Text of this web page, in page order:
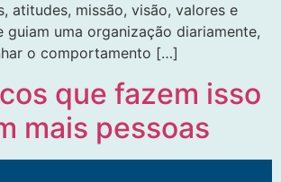
atitudes, missão, visão, valores e
guiam uma organização diariamente,
o comportamento […]
que fazem isso
mais pessoas